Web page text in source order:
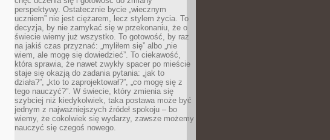
perspektywy. Ostatecznie bycie „wiecznym
uczniem” nie jest ciężarem, lecz stylem życia. To
decyzja, by nie zamykać się w przekonaniu, że o
świecie wiemy już wszystko. To gotowość, by raz
na jakiś czas przyznać: „myliłem się” albo „nie
wiem, ale mogę się dowiedzieć”. To ciekawość,
która sprawia, że nawet zwykły spacer po mieście
staje się okazją do zadania pytania: „jak to
działa?”, „kto to zaprojektował?”, „co mogę się z
tego nauczyć?”. W świecie, który zmienia się
szybciej niż kiedykolwiek, taka postawa może być
jednym z najważniejszych źródeł spokoju – bo
wiemy, że cokolwiek się wydarzy, zawsze możemy
nauczyć się czegoś nowego.